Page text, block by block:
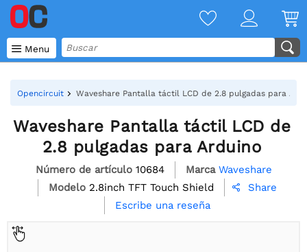
 Menu
Opencircuit Waveshare Pantalla táctil LCD de 2.8 pulgadas para
Waveshare Pantalla táctil LCD de
2.8 pulgadas para Arduino
Número de artículo 10684 Marca Waveshare
Modelo 2.8inch TFT Touch Shield 
Share
Escribe una reseña